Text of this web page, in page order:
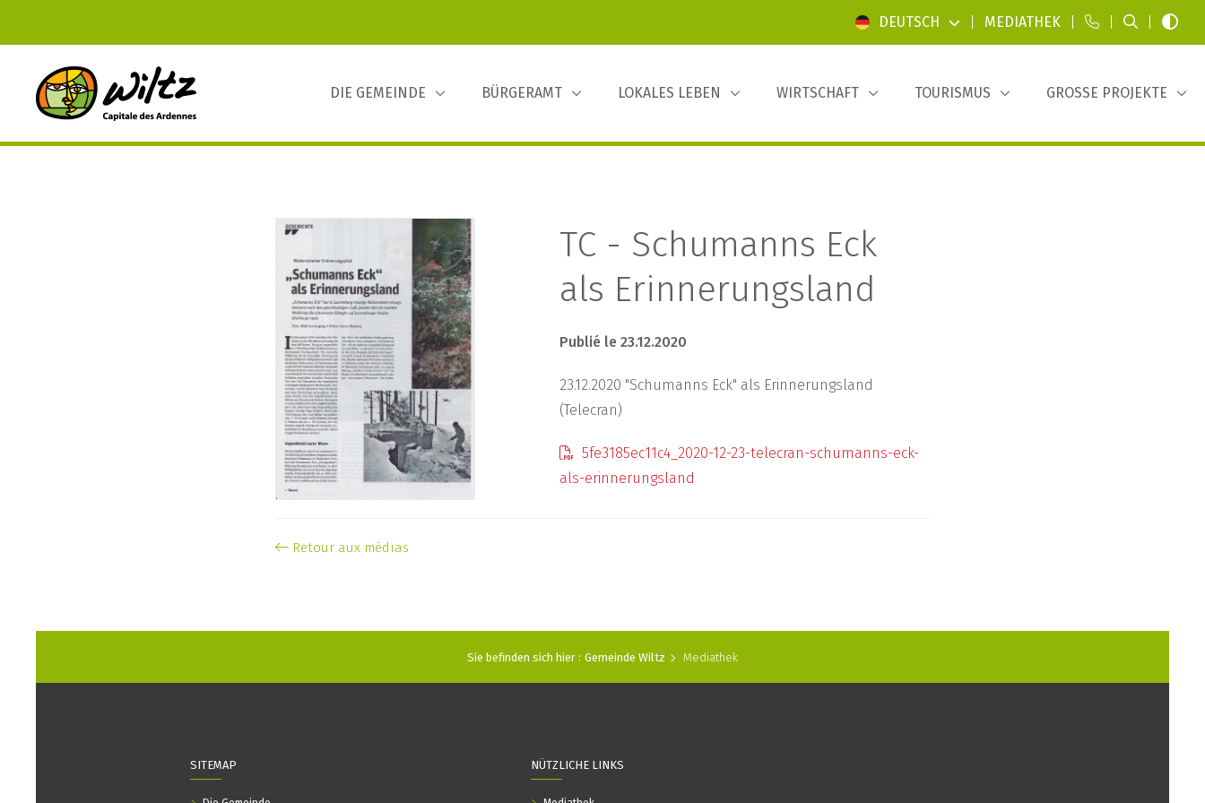
DEUTSCH MEDIATHEK
DIE GEMEINDE BÜRGERAMT LOKALES LEBEN WIRTSCHAFT TOURISMUS GROSSE PROJEKTE
TC - Schumanns Eck
als Erinnerungsland
Publié le 23.12.2020
23.12.2020 "Schumanns Eck" als Erinnerungsland
(Telecran)
5fe3185ec11c4_2020-12-23-telecran-schumanns-eck-
als-erinnerungsland
Retour aux médias
Sie befinden sich hier : Gemeinde Wiltz Mediathek
SITEMAP NÜTZLICHE LINKS